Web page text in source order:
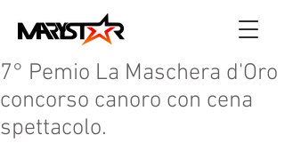
7° Pemio La Maschera d'Oro
concorso canoro con cena
spettacolo.